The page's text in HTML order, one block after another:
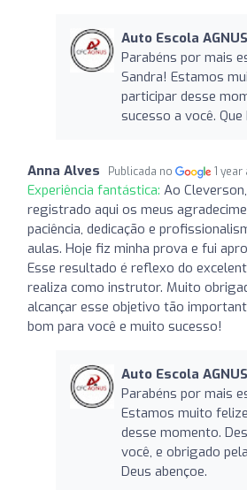
Auto Escola AGNUS
Parabéns por mais
Sandra! Estamos
participar desse
sucesso a você. Que
Anna Alves Publicada no 1 year
Experiência fantástica: Ao
registrado aqui os meus
paciência, dedicação e
aulas. Hoje fiz minha prova e fui
Esse resultado é reflexo do
realiza como instrutor. Muito
alcançar esse objetivo tão
bom para você e muito sucesso!
Auto Escola AGNUS
Parabéns por mais
Estamos muito
desse momento.
você, e obrigado
Deus abençoe.